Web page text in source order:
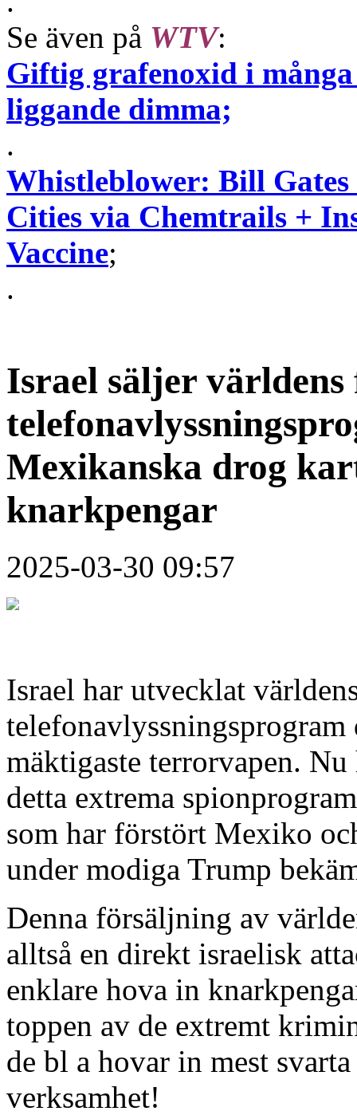
Se även på WTV:
Giftig grafenoxid i
liggande dimma;
.
Whistleblower: Bill
Cities via Chemtrails +
Vaccine;
.
Israel säljer världens
Mexikanska drog
knarkpengar
2025-03-30 09:57
Israel har utvecklat
mäktigaste terrorvapen.
detta extrema
som har förstört Mexiko
under modiga Trump
Denna försäljning av
alltså en direkt israelisk
enklare hova in
toppen av de extremt
de bl a hovar in mest
verksamhet!